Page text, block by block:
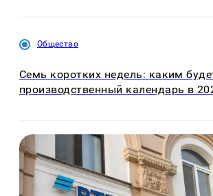
Общество
Семь коротких недель: каким
производственный календарь в